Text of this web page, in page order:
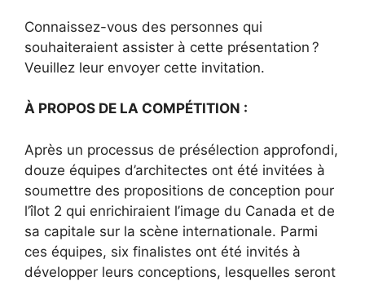
Connaissez-vous des personnes qui
souhaiteraient assister à cette présentation ?
Veuillez leur envoyer cette invitation.
À PROPOS DE LA COMPÉTITION :
Après un processus de présélection approfondi,
douze équipes d’architectes ont été invitées à
soumettre des propositions de conception pour
l’îlot 2 qui enrichiraient l’image du Canada et de
sa capitale sur la scène internationale. Parmi
ces équipes, six finalistes ont été invités à
développer leurs conceptions, lesquelles seront